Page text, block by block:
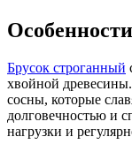
Брусок строганный
хвойной
сосны, которые
долговечностью и
нагрузки и